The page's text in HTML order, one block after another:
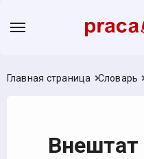
Главная страница Словарь
Внештат